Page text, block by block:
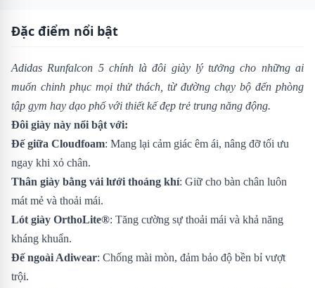
Đặc điểm nổi bật
Adidas Runfalcon 5 chính là đôi giày lý tưởng cho những ai
muốn chinh phục mọi thử thách, từ đường chạy bộ đến phòng
tập gym hay dạo phố với thiết kế đẹp trẻ trung năng động.
Đôi giày này nổi bật với:
Đế giữa Cloudfoam: Mang lại cảm giác êm ái, nâng đỡ tối ưu
ngay khi xỏ chân.
Thân giày bằng vải lưới thoáng khí: Giữ cho bàn chân luôn
mát mẻ và thoải mái.
Lót giày OrthoLite®: Tăng cường sự thoải mái và khả năng
kháng khuẩn.
Đế ngoài Adiwear: Chống mài mòn, đảm bảo độ bền bỉ vượt
trội.